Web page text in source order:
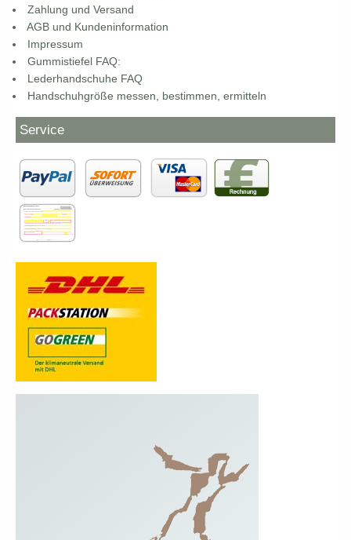
Zahlung und Versand
AGB und Kundeninformation
Impressum
Gummistiefel FAQ:
Lederhandschuhe FAQ
Handschuhgröße messen, bestimmen, ermitteln
Service